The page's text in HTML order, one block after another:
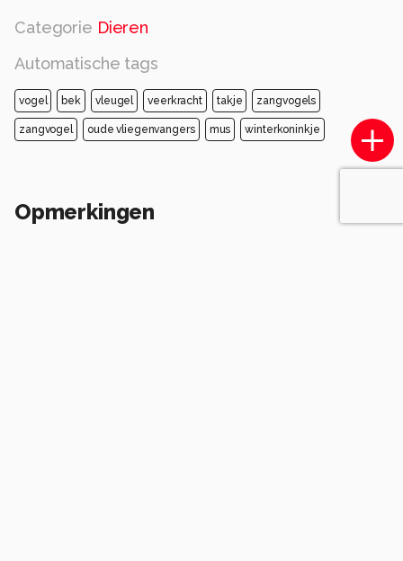
Categorie Dieren
Automatische tags
vogel bek vleugel veerkracht takje zangvogels
zangvogel oude vliegenvangers mus winterkoninkje
Opmerkingen